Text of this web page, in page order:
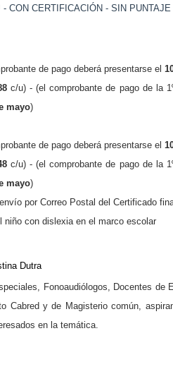
CON CERTIFICACIÓN - SIN PUNTAJE
de pago deberá presentarse el
c/u) -(el comprobante de pago de la
mayo)
de pago deberá presentarse el
c/u) - (el comprobante de pago de la
mayo)
por Correo Postal del Certificado
niño con dislexia en el marco escolar
Dutra
Fonoaudiólogos, Docentes de
Cabred y de Magisterio común,
en la temática.